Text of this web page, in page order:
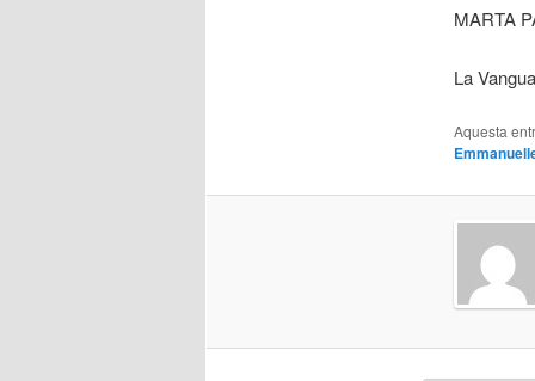
MARTA
La
Aquesta